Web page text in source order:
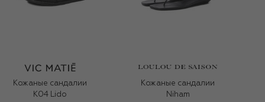
Кожаные сандалии
K04 Lido
Кожаные сандалии
Niham